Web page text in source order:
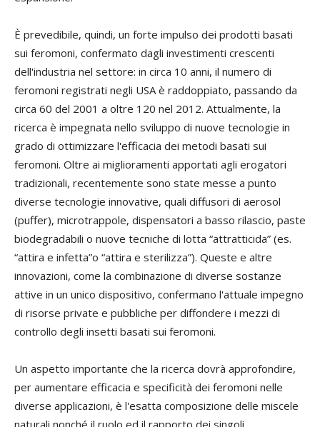
È prevedibile, quindi, un forte impulso dei prodotti basati
sui feromoni, confermato dagli investimenti crescenti
dell'industria nel settore: in circa 10 anni, il numero di
feromoni registrati negli USA è raddoppiato, passando da
circa 60 del 2001 a oltre 120 nel 2012. Attualmente, la
ricerca è impegnata nello sviluppo di nuove tecnologie in
grado di ottimizzare l'efficacia dei metodi basati sui
feromoni. Oltre ai miglioramenti apportati agli erogatori
tradizionali, recentemente sono state messe a punto
diverse tecnologie innovative, quali diffusori di aerosol
(puffer), microtrappole, dispensatori a basso rilascio, paste
biodegradabili o nuove tecniche di lotta “attratticida” (es.
“attira e infetta”o “attira e sterilizza”). Queste e altre
innovazioni, come la combinazione di diverse sostanze
attive in un unico dispositivo, confermano l'attuale impegno
di risorse private e pubbliche per diffondere i mezzi di
controllo degli insetti basati sui feromoni.
Un aspetto importante che la ricerca dovrà approfondire,
per aumentare efficacia e specificità dei feromoni nelle
diverse applicazioni, è l'esatta composizione delle miscele